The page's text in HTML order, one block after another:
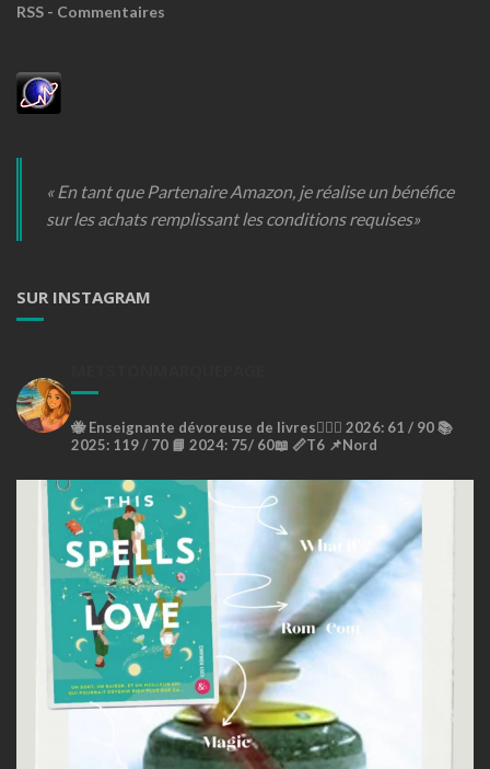
RSS - Commentaires
« En tant que Partenaire Amazon, je réalise un bénéfice
sur les achats remplissant les conditions requises»
SUR INSTAGRAM
🐝Enseignante dévoreuse de livres🙇🏼‍♀️ 2026: 61 / 90 📚
2025: 119 / 70 📘 2024: 75/ 60📖 📏T6 📌Nord